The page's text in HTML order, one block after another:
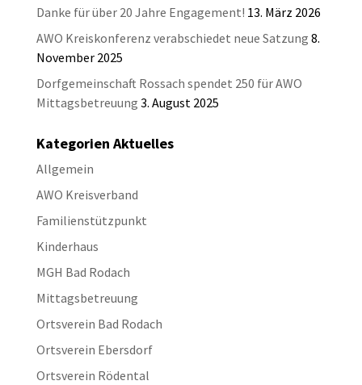
Danke für über 20 Jahre Engagement! 13. März 2026
AWO Kreiskonferenz verabschiedet neue Satzung 8.
November 2025
Dorfgemeinschaft Rossach spendet 250 für AWO
Mittagsbetreuung 3. August 2025
Kategorien Aktuelles
Allgemein
AWO Kreisverband
Familienstützpunkt
Kinderhaus
MGH Bad Rodach
Mittagsbetreuung
Ortsverein Bad Rodach
Ortsverein Ebersdorf
Ortsverein Rödental